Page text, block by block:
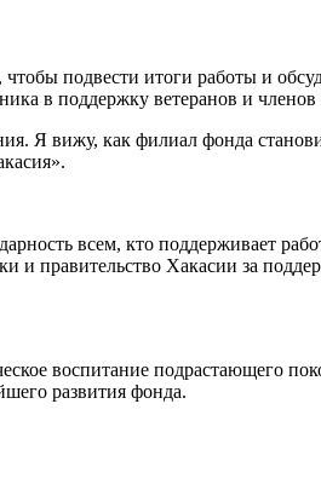
подвести итоги работы и
в поддержку ветеранов и членов
Я вижу, как филиал фонда
всем, кто поддерживает
и правительство Хакасии за
воспитание подрастающего
развития фонда.